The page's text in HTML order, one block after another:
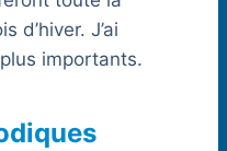
d’hiver. J’ai
importants.